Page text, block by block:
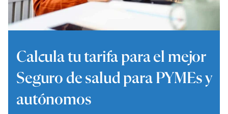
Calcula tu tarifa para el mejor
Seguro de salud para PYMEs y
autónomos